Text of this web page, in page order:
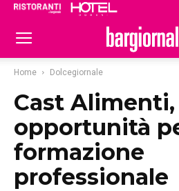
Home Dolcegiornale
Cast Alimenti,
opportunità
formazione
professionale